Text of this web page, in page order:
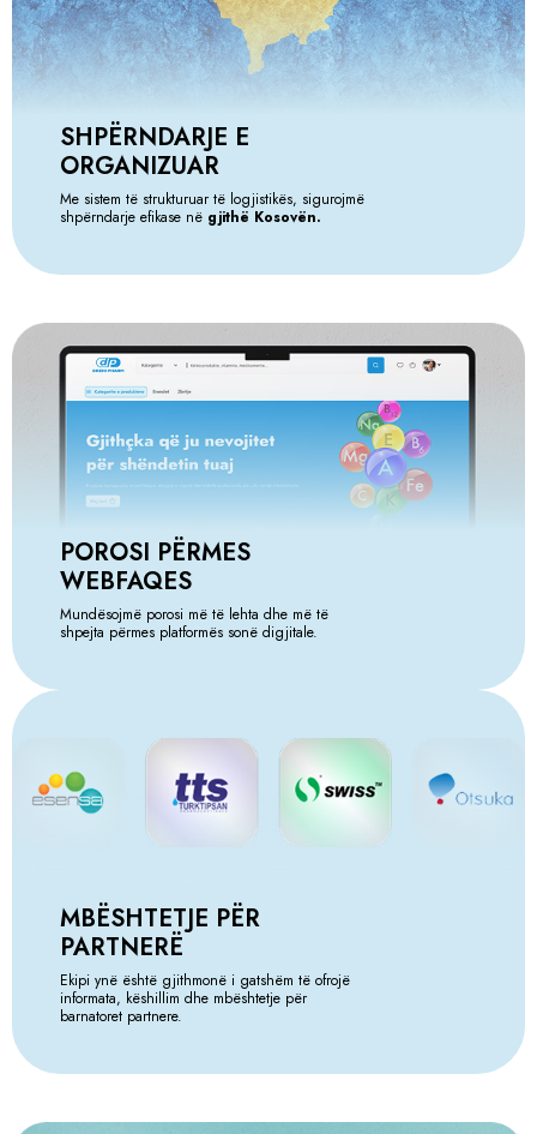
SHPËRNDARJE E
ORGANIZUAR
Me sistem të strukturuar të logjistikës, sigurojmë
shpërndarje efikase në gjithë Kosovën.
POROSI PËRMES
WEBFAQES
Mundësojmë porosi më të lehta dhe më të
shpejta përmes platformës sonë digjitale.
MBËSHTETJE PËR
PARTNERË
Ekipi ynë është gjithmonë i gatshëm të ofrojë
informata, këshillim dhe mbështetje për
barnatoret partnere.